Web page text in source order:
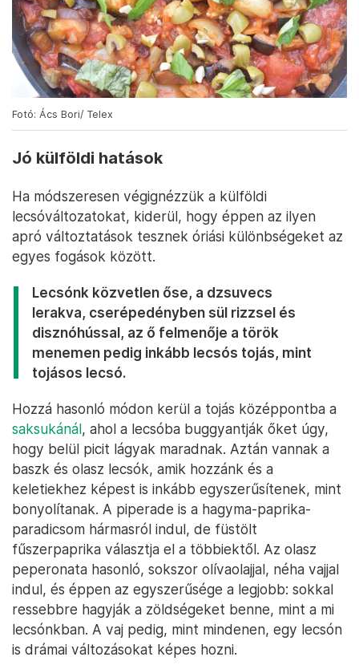
Fotó: Ács Bori/ Telex
Jó külföldi hatások
Ha módszeresen végignézzük a külföldi
lecsóváltozatokat, kiderül, hogy éppen az ilyen
apró változtatások tesznek óriási különbségeket az
egyes fogások között.
Lecsónk közvetlen őse, a dzsuvecs
lerakva, cserépedényben sül rizzsel és
disznóhússal, az ő felmenője a török
menemen pedig inkább lecsós tojás, mint
tojásos lecsó.
Hozzá hasonló módon kerül a tojás középpontba a
saksukánál, ahol a lecsóba buggyantják őket úgy,
hogy belül picit lágyak maradnak. Aztán vannak a
baszk és olasz lecsók, amik hozzánk és a
keletiekhez képest is inkább egyszerűsítenek, mint
bonyolítanak. A piperade is a hagyma-paprika-
paradicsom hármasról indul, de füstölt
fűszerpaprika választja el a többiektől. Az olasz
peperonata hasonló, sokszor olívaolajjal, néha vajjal
indul, és éppen az egyszerűsége a legjobb: sokkal
ressebbre hagyják a zöldségeket benne, mint a mi
lecsónkban. A vaj pedig, mint mindenen, egy lecsón
is drámai változásokat képes hozni.